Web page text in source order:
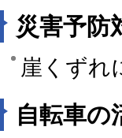
災害予防
崖くずれ
自転車の